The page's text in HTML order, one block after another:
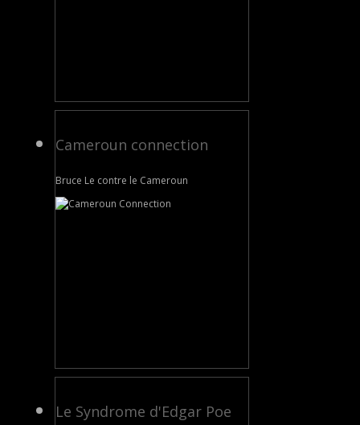
Cameroun connection
Bruce Le contre le Cameroun
Le Syndrome d'Edgar Poe